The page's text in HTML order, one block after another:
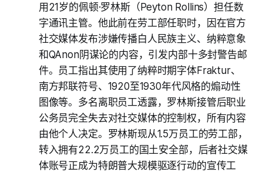
用21岁的佩顿·罗林斯（Peyton Rollins）担任数
字通讯主管。他此前在劳工部任职时，因在官方
社交媒体发布涉嫌传播白人民族主义、纳粹意象
和QAnon阴谋论的内容，引发内部十多封警告邮
件。员工指出其使用了纳粹时期字体Fraktur、
南方邦联符号、1920至1930年代风格的煽动性
图像等。多名离职员工透露，罗林斯接管后职业
公务员完全失去对社交媒体的控制权，所有内容
由他个人决定。罗林斯现从1.5万员工的劳工部，
转入拥有22.2万员工的国土安全部，后者社交媒
体账号正成为特朗普大规模驱逐行动的宣传工